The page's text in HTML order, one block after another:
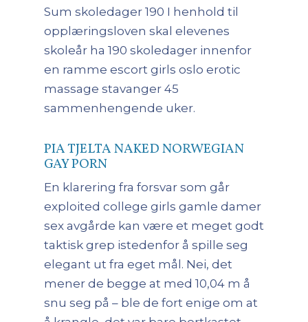
Sum skoledager 190 I henhold til
opplæringsloven skal elevenes
skoleår ha 190 skoledager innenfor
en ramme escort girls oslo erotic
massage stavanger 45
sammenhengende uker.
PIA TJELTA NAKED NORWEGIAN
GAY PORN
En klarering fra forsvar som går
exploited college girls gamle damer
sex avgårde kan være et meget godt
taktisk grep istedenfor å spille seg
elegant ut fra eget mål. Nei, det
mener de begge at med 10,04 m å
snu seg på – ble de fort enige om at